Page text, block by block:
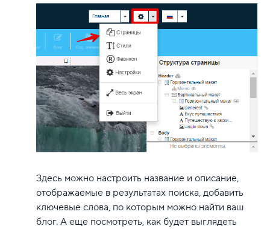
Здесь можно настроить название и описание,
отображаемые в результатах поиска, добавить
ключевые слова, по которым можно найти ваш
блог. А еще посмотреть, как будет выглядеть